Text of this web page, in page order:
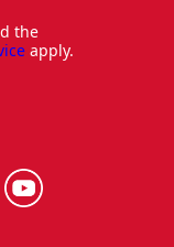
the
apply.